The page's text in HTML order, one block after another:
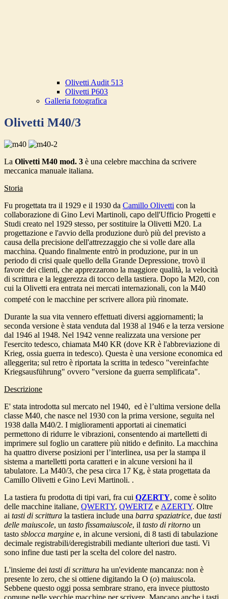
Olivetti Audit 513
Olivetti P603
Galleria fotografica
Olivetti M40/3
La Olivetti M40 mod. 3 è una celebre macchina da scrivere
meccanica manuale italiana.
Storia
Fu progettata tra il 1929 e il 1930 da Camillo Olivetti con la
collaborazione di Gino Levi Martinoli, capo dell'Ufficio Progetti e
Studi creato nel 1929 stesso, per sostituire la Olivetti M20. La
progettazione e l'avvio della produzione durò più del previsto a
causa della precisione dell'attrezzaggio che si volle dare alla
macchina. Quando finalmente entrò in produzione, pur in un
periodo di crisi quale quello della Grande Depressione, trovò il
favore dei clienti, che apprezzarono la maggiore qualità, la velocità
di scrittura e la leggerezza di tocco della tastiera. Dopo la M20, con
cui la Olivetti era entrata nei mercati internazionali, con la M40
competé con le macchine per scrivere allora più rinomate.
Durante la sua vita vennero effettuati diversi aggiornamenti; la
seconda versione è stata venduta dal 1938 al 1946 e la terza versione
dal 1946 al 1948. Nel 1942 venne realizzata una versione per
l'esercito tedesco, chiamata M40 KR (dove KR è l'abbreviazione di
Krieg, ossia guerra in tedesco). Questa è una versione economica ed
alleggerita; sul retro è riportata la scritta in tedesco "vereinfachte
Kriegsausführung" ovvero "versione da guerra semplificata".
Descrizione
E' stata introdotta sul mercato nel 1940, ed è l’ultima versione della
classe M40, che nasce nel 1930 con la prima versione, seguita nel
1938 dalla M40/2. I miglioramenti apportati ai cinematici
permettono di ridurre le vibrazioni, consentendo ai martelletti di
imprimere sul foglio un carattere più nitido e definito. La macchina
ha quattro diverse posizioni per l’interlinea, usa per la stampa il
sistema a martelletti porta caratteri e in alcune versioni ha il
tabulatore. La M40/3, che pesa circa 17 Kg, è stata progettata da
Camillo Olivetti e Gino Levi Martinoli. .
La tastiera fu prodotta di tipi vari, fra cui QZERTY, come è solito
delle macchine italiane, QWERTY, QWERTZ e AZERTY. Oltre
ai tasti di scrittura la tastiera include una barra spaziatrice, due tasti
delle maiuscole, un tasto fissamaiuscole, il tasto di ritorno un
tasto sblocca margine e, in alcune versioni, di 8 tasti di tabulazione
decimale registrabili/deregistrabili mediante ulteriori due tasti. Vi
sono infine due tasti per la scelta del colore del nastro.
L'insieme dei tasti di scrittura ha un'evidente mancanza: non è
presente lo zero, che si ottiene digitando la O (o) maiuscola.
Sebbene questo oggi possa sembrare strano, era invece piuttosto